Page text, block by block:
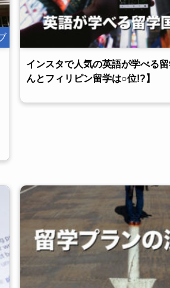
インスタで人気の英語が学べる
んとフィリピン留学は○位!?】